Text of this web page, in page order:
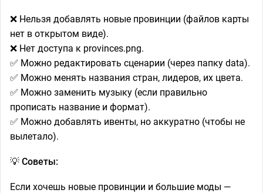
❌ Нельзя добавлять новые провинции (файлов карты
нет в открытом виде).
❌ Нет доступа к provinces.png.
✅ Можно редактировать сценарии (через папку data).
✅ Можно менять названия стран, лидеров, их цвета.
✅ Можно заменить музыку (если правильно
прописать название и формат).
✅ Можно добавлять ивенты, но аккуратно (чтобы не
вылетало).
💡 Советы:
Если хочешь новые провинции и большие моды —